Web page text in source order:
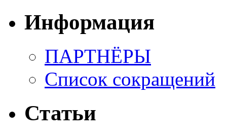
Информация
ПАРТНЁРЫ
Список сокращений
Статьи